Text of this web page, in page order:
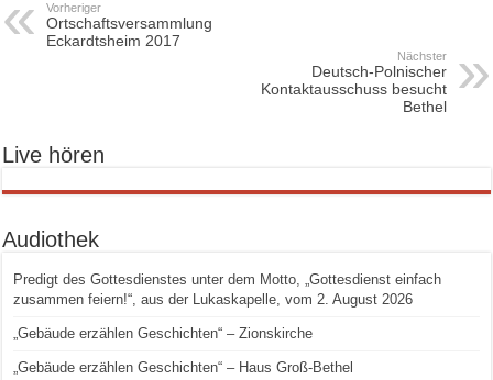
Vorheriger
Ortschaftsversammlung
Eckardtsheim 2017
Nächster
Deutsch-Polnischer
Kontaktausschuss besucht
Bethel
Live hören
Audiothek
Predigt des Gottesdienstes unter dem Motto, „Gottesdienst einfach
zusammen feiern!“, aus der Lukaskapelle, vom 2. August 2026
„Gebäude erzählen Geschichten“ – Zionskirche
„Gebäude erzählen Geschichten“ – Haus Groß-Bethel